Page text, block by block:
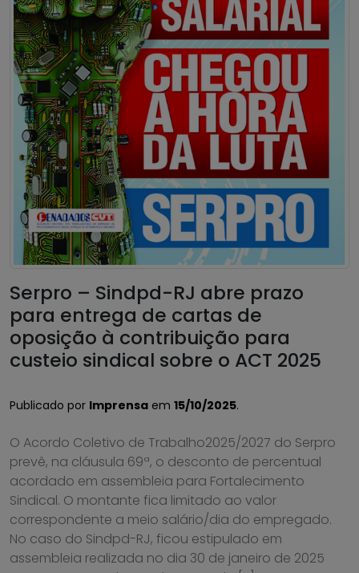
Serpro – Sindpd-RJ abre prazo
para entrega de cartas de
oposição à contribuição para
custeio sindical sobre o ACT 2025
Publicado por Imprensa em 15/10/2025.
O Acordo Coletivo de Trabalho2025/2027 do Serpro
prevê, na cláusula 69ª, o desconto de percentual
acordado em assembleia para Fortalecimento
Sindical. O montante fica limitado ao valor
correspondente a meio salário/dia do empregado.
No caso do Sindpd-RJ, ficou estipulado em
assembleia realizada no dia 30 de janeiro de 2025